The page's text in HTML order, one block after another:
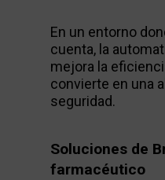
En un entorno
cuenta, la
mejora la
convierte en una
seguridad.
Soluciones de
farmacéutico